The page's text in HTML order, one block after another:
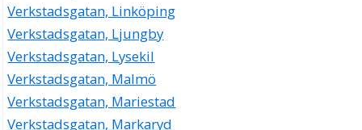
Verkstadsgatan, Linköping
Verkstadsgatan, Ljungby
Verkstadsgatan, Lysekil
Verkstadsgatan, Malmö
Verkstadsgatan, Mariestad
Verkstadsgatan, Markaryd